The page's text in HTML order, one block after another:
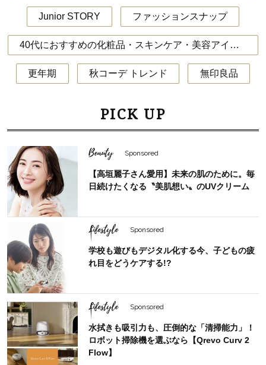
Junior STORY ファッションスナップ
40代におすすめの化粧品・スキンケア・美容アイテム
更年期 秋コーデ トレンド 無印良品
PICK UP
Beauty Sponsored
【高垣麗子さん愛用】未来の肌のために。毎
日続けたくなる〝美肌想い〟のUVクリーム
Lifestyle Sponsored
学校も遊びもデジタル化する今、子どもの疲
れ目をどうケアする!?
Lifestyle Sponsored
水拭きも吸引力も、圧倒的な「清掃能力」！
ロボット掃除機を選ぶなら【Qrevo Curv 2
Flow】